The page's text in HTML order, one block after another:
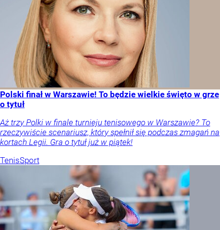
Polski finał w Warszawie! To będzie wielkie święto w grze
o tytuł
Aż trzy Polki w finale turnieju tenisowego w Warszawie? To
rzeczywiście scenariusz, który spełnił się podczas zmagań na
kortach Legii. Gra o tytuł już w piątek!
TenisSport